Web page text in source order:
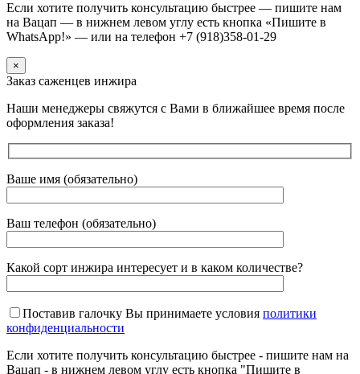
Если хотите получить консультацию быстрее — пишите нам
на Вацап — в нижнем левом углу есть кнопка «Пишите в
WhatsApp!» — или на телефон +7 (918)358-01-29
×
Заказ саженцев инжира
Наши менеджеры свяжутся с Вами в ближайшее время после
оформления заказа!
Ваше имя (обязательно)
Ваш телефон (обязательно)
Какой сорт инжира интересует и в каком количестве?
Поставив галочку Вы принимаете условия политики
конфиденциальности
Если хотите получить консультацию быстрее - пишите нам на
Вацап - в нижнем левом углу есть кнопка "Пишите в